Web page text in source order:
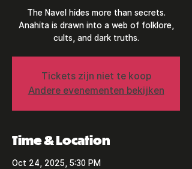
The Navel hides more than secrets.
Anahita is drawn into a web of folklore,
cults, and dark truths.
Tickets zijn niet te koop
Andere evenementen bekijken
Time & Location
Oct 24, 2025, 5:30 PM